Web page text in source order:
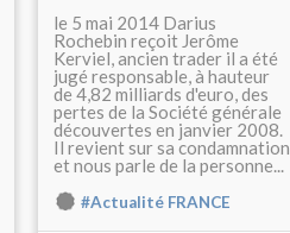
le 5 mai 2014 Darius
Rochebin reçoit Jerôme
Kerviel, ancien trader il a été
jugé responsable, à hauteur
de 4,82 milliards d'euro, des
pertes de la Société générale
découvertes en janvier 2008.
Il revient sur sa condamnation
et nous parle de la personne...
#Actualité FRANCE